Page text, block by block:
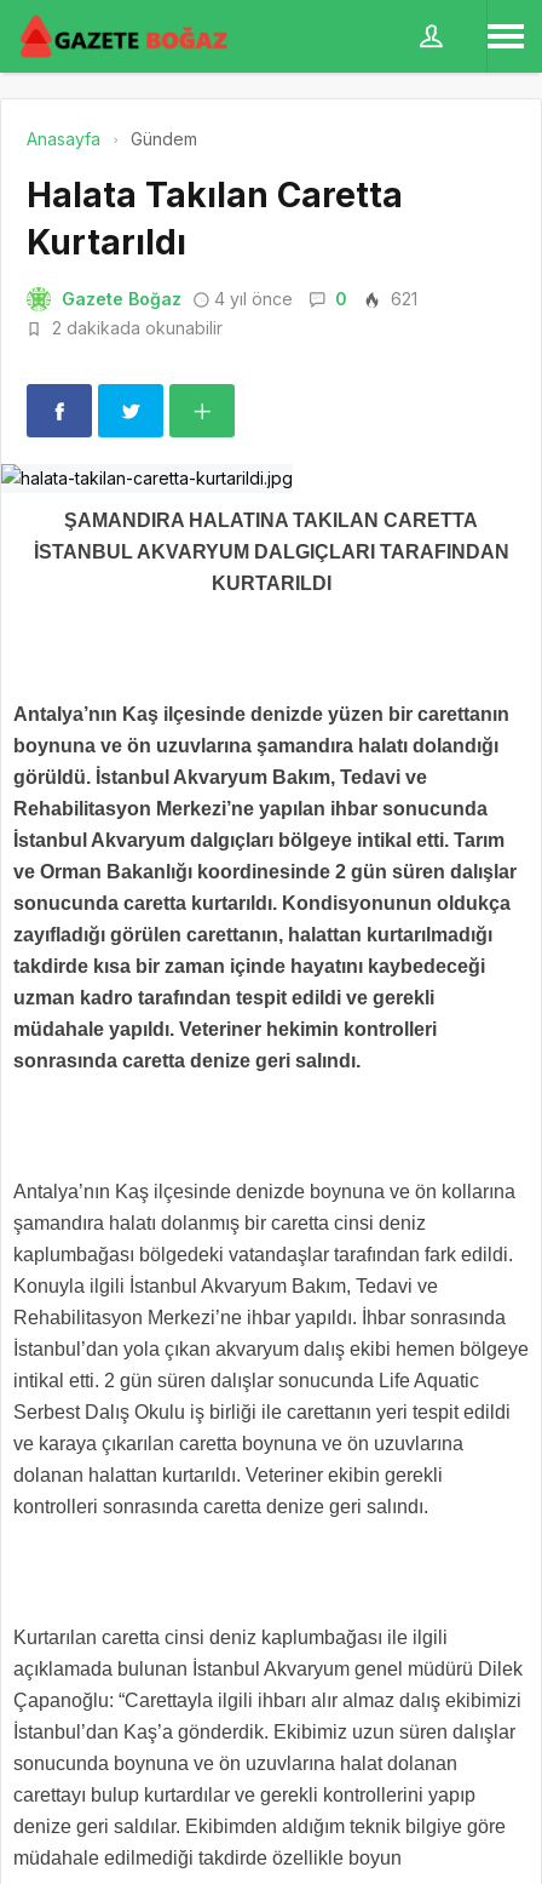
Anasayfa Gündem
Halata Takılan Caretta
Kurtarıldı
Gazete Boğaz 4 yıl önce 0
621
2 dakikada okunabilir
ŞAMANDIRA HALATINA TAKILAN CARETTA
İSTANBUL AKVARYUM DALGIÇLARI TARAFINDAN
KURTARILDI
Antalya’nın Kaş ilçesinde denizde yüzen bir carettanın
boynuna ve ön uzuvlarına şamandıra halatı dolandığı
görüldü. İstanbul Akvaryum Bakım, Tedavi ve
Rehabilitasyon Merkezi’ne yapılan ihbar sonucunda
İstanbul Akvaryum dalgıçları bölgeye intikal etti. Tarım
ve Orman Bakanlığı koordinesinde 2 gün süren dalışlar
sonucunda caretta kurtarıldı. Kondisyonunun oldukça
zayıfladığı görülen carettanın, halattan kurtarılmadığı
takdirde kısa bir zaman içinde hayatını kaybedeceği
uzman kadro tarafından tespit edildi ve gerekli
müdahale yapıldı. Veteriner hekimin kontrolleri
sonrasında caretta denize geri salındı.
Antalya’nın Kaş ilçesinde denizde boynuna ve ön kollarına
şamandıra halatı dolanmış bir caretta cinsi deniz
kaplumbağası bölgedeki vatandaşlar tarafından fark edildi.
Konuyla ilgili İstanbul Akvaryum Bakım, Tedavi ve
Rehabilitasyon Merkezi’ne ihbar yapıldı. İhbar sonrasında
İstanbul’dan yola çıkan akvaryum dalış ekibi hemen bölgeye
intikal etti. 2 gün süren dalışlar sonucunda Life Aquatic
Serbest Dalış Okulu iş birliği ile carettanın yeri tespit edildi
ve karaya çıkarılan caretta boynuna ve ön uzuvlarına
dolanan halattan kurtarıldı. Veteriner ekibin gerekli
kontrolleri sonrasında caretta denize geri salındı.
Kurtarılan caretta cinsi deniz kaplumbağası ile ilgili
açıklamada bulunan İstanbul Akvaryum genel müdürü Dilek
Çapanoğlu: “Carettayla ilgili ihbarı alır almaz dalış ekibimizi
İstanbul’dan Kaş’a gönderdik. Ekibimiz uzun süren dalışlar
sonucunda boynuna ve ön uzuvlarına halat dolanan
carettayı bulup kurtardılar ve gerekli kontrollerini yapıp
denize geri saldılar. Ekibimden aldığım teknik bilgiye göre
müdahale edilmediği takdirde özellikle boyun